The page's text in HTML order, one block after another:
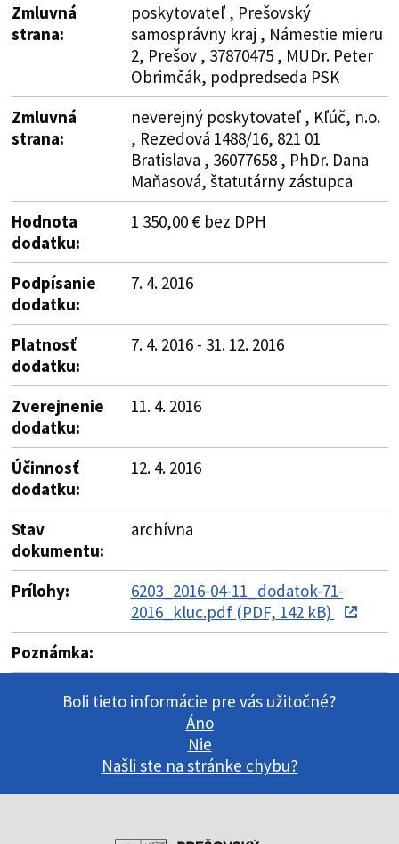
Zmluvná
strana:
poskytovateľ , Prešovský
samosprávny kraj , Námestie mieru
2, Prešov , 37870475 , MUDr. Peter
Obrimčák, podpredseda PSK
Zmluvná
strana:
neverejný poskytovateľ , Kľúč, n.o.
, Rezedová 1488/16, 821 01
Bratislava , 36077658 , PhDr. Dana
Maňasová, štatutárny zástupca
Hodnota
dodatku:
1 350,00 € bez DPH
Podpísanie
dodatku:
7. 4. 2016
Platnosť
dodatku:
7. 4. 2016 - 31. 12. 2016
Zverejnenie
dodatku:
11. 4. 2016
Účinnosť
dodatku:
12. 4. 2016
Stav
dokumentu:
archívna
Prílohy:
6203_2016-04-11_dodatok-71-
2016_kluc.pdf (PDF, 142 kB)
Poznámka:
Boli tieto informácie pre vás užitočné?
Áno
Nie
Našli ste na stránke chybu?